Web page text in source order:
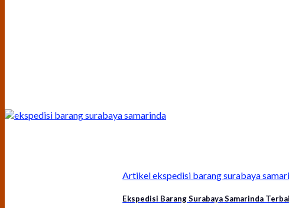
Artikel ekspedisi barang surabaya
Ekspedisi Barang Surabaya Samarinda